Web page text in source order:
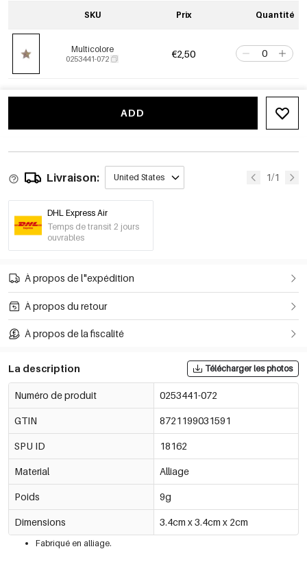
SKU Prix Quantité
Multicolore
0253441-072 €2,50
ADD
Livraison: United States 1/1
DHL Express Air
Temps de transit 2 jours
ouvrables
À propos de l"expédition
À propos du retour
À propos de la fiscalité
La description Télécharger les photos
Numéro de produit 0253441-072
GTIN 8721199031591
SPU ID 18162
Material Alliage
Poids 9g
Dimensions 3.4cm x 3.4cm x 2cm
Fabriqué en alliage.